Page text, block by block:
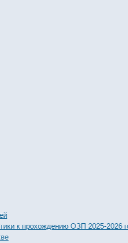
к прохождению ОЗП 2025-2026 годов